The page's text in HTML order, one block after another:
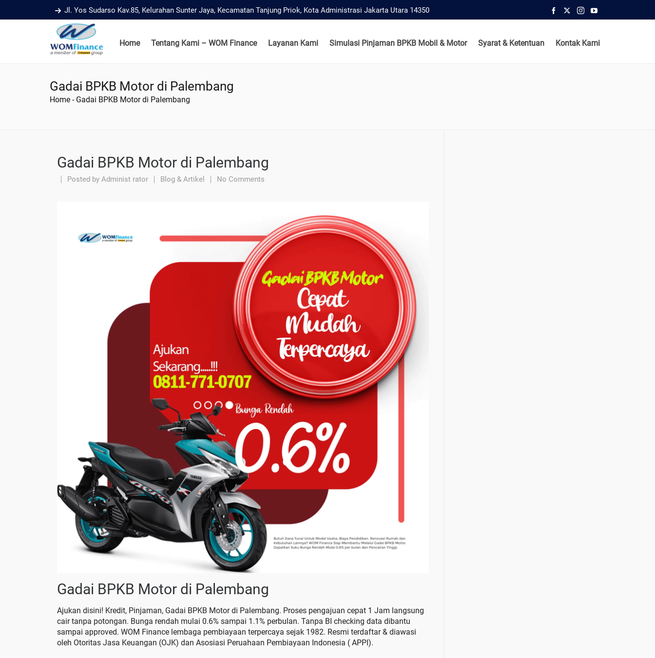
Jl. Yos Sudarso Kav.85, Kelurahan Sunter Jaya, Kecamatan Tanjung Priok, Kota Administrasi Jakarta Utara 14350
Home Tentang Kami – WOM Finance Layanan Kami Simulasi Pinjaman BPKB Mobil & Motor Syarat & Ketentuan Kontak Kami
Gadai BPKB Motor di Palembang
Home - Gadai BPKB Motor di Palembang
Gadai BPKB Motor di Palembang
Posted by Administ rator Blog & Artikel No Comments
Gadai BPKB Motor di Palembang
Ajukan disini! Kredit, Pinjaman, Gadai BPKB Motor di Palembang. Proses pengajuan cepat 1 Jam langsung
cair tanpa potongan. Bunga rendah mulai 0.6% sampai 1.1% perbulan. Tanpa BI checking data dibantu
sampai approved. WOM Finance lembaga pembiayaan terpercaya sejak 1982. Resmi terdaftar & diawasi
oleh Otoritas Jasa Keuangan (OJK) dan Asosiasi Peruahaan Pembiayaan Indonesia ( APPI).